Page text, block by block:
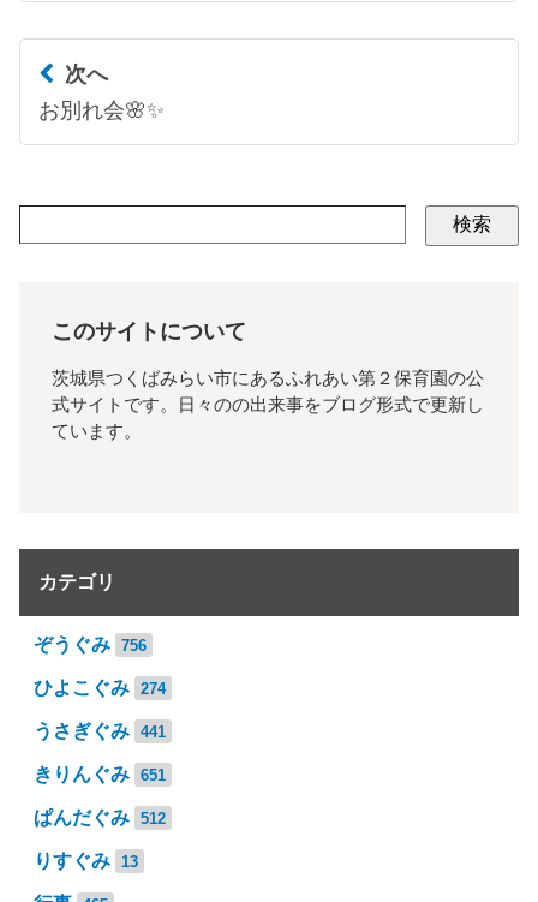
次へ
お別れ会🌸✨
検索
このサイトについて
茨城県つくばみらい市にあるふれあい第２保育園の公
式サイトです。日々のの出来事をブログ形式で更新し
ています。
カテゴリ
ぞうぐみ 756
ひよこぐみ 274
うさぎぐみ 441
きりんぐみ 651
ぱんだぐみ 512
りすぐみ 13